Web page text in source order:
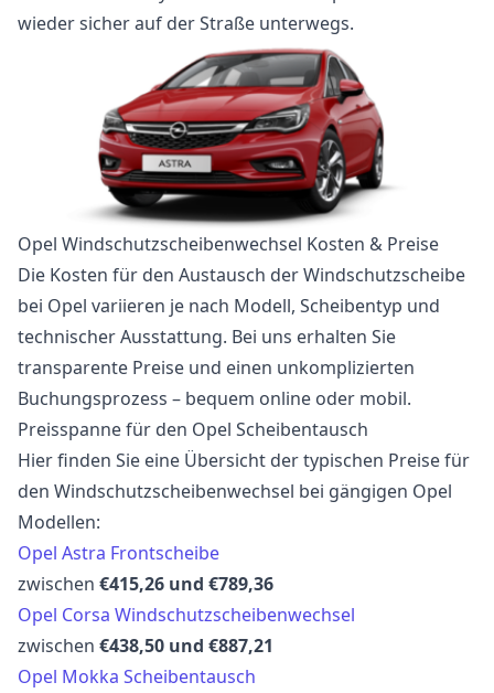
wieder sicher auf der Straße unterwegs.
Opel Windschutzscheibenwechsel Kosten & Preise
Die Kosten für den Austausch der Windschutzscheibe
bei Opel variieren je nach Modell, Scheibentyp und
technischer Ausstattung. Bei uns erhalten Sie
transparente Preise und einen unkomplizierten
Buchungsprozess – bequem online oder mobil.
Preisspanne für den Opel Scheibentausch
Hier finden Sie eine Übersicht der typischen Preise für
den Windschutzscheibenwechsel bei gängigen Opel
Modellen:
Opel Astra Frontscheibe
zwischen €415,26 und €789,36
Opel Corsa Windschutzscheibenwechsel
zwischen €438,50 und €887,21
Opel Mokka Scheibentausch